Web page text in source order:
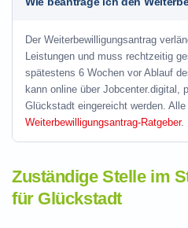
Der Weiterbewilligungsantrag
Leistungen und muss rechtzeitig
spätestens 6 Wochen vor Ablauf
kann online über Jobcenter.digital,
Glückstadt eingereicht werden.
Weiterbewilligungsantrag-Ratgeber.
Zuständige Stelle im
für Glückstadt